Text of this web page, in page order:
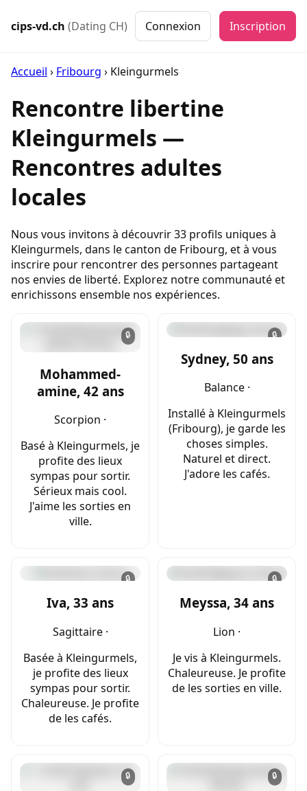
cips-vd.ch (Dating CH) Connexion Inscription
Accueil › Fribourg › Kleingurmels
Rencontre libertine
Kleingurmels —
Rencontres adultes
locales
Nous vous invitons à découvrir 33 profils uniques à
Kleingurmels, dans le canton de Fribourg, et à vous
inscrire pour rencontrer des personnes partageant
nos envies de liberté. Explorez notre communauté et
enrichissons ensemble nos expériences.
🔒
Mohammed-
amine, 42 ans
Scorpion ·
Basé à Kleingurmels, je
profite des lieux
sympas pour sortir.
Sérieux mais cool.
J'aime les sorties en
ville.
🔒
Sydney, 50 ans
Balance ·
Installé à Kleingurmels
(Fribourg), je garde les
choses simples.
Naturel et direct.
J'adore les cafés.
🔒
Iva, 33 ans
Sagittaire ·
Basée à Kleingurmels,
je profite des lieux
sympas pour sortir.
Chaleureuse. Je profite
de les cafés.
🔒
Meyssa, 34 ans
Lion ·
Je vis à Kleingurmels.
Chaleureuse. Je profite
de les sorties en ville.
🔒 🔒